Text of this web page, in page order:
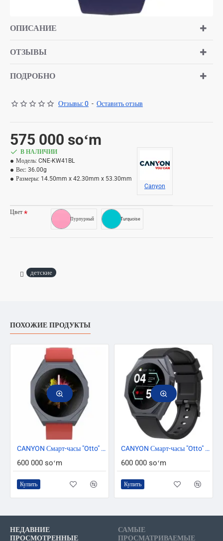
ОПИСАНИЕ
ОТЗЫВЫ
ПОДРОБНО
Отзывы: 0 - Оставить отзыв
575 000 soʻm
В НАЛИЧИИ
Модель: CNE-KW41BL
Вес: 36.00g
Размеры: 14.50mm x 42.30mm x 53.30mm
Canyon
Цвет
Пурпурный Turquoise
детские
ПОХОЖИЕ ПРОДУКТЫ
CANYON Смарт-часы "Otto" SW-86 CNS-SW86RR
600 000 soʻm
Купить
CANYON Смарт-часы "Otto" SW-86 CNS-SW86BB
600 000 soʻm
Купить
НЕДАВНИЕ
ПРОСМОТРЕННЫЕ
САМЫЕ
ПРОСМАТРИВАЕМЫЕ